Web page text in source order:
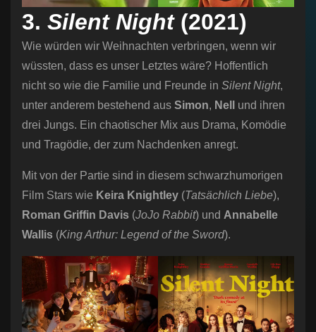
3. Silent Night(2021)
Wie würden wir Weihnachten verbringen, wenn wir
wüssten, dass es unser Letztes wäre? Hoffentlich
nicht so wie die Familie und Freunde in Silent Night,
unter anderem bestehend aus Simon, Nell
und ihren
drei Jungs. Ein chaotischer Mix aus Drama, Komödie
und Tragödie, der zum Nachdenken anregt.
Mit von der Partie sind in diesem schwarzhumorigen
Film Stars wie Keira Knightley (Tatsächlich Liebe),
Roman Griffin Davis (JoJo Rabbit) und Annabelle
Wallis (King Arthur: Legend of the Sword).